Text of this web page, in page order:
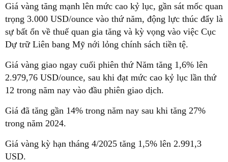
Giá vàng tăng mạnh lên mức cao kỷ lục, gần sát mốc quan
trọng 3.000 USD/ounce vào thứ năm, động lực thúc đẩy là
sự bất ổn về thuế quan gia tăng và kỳ vọng vào việc Cục
Dự trữ Liên bang Mỹ nới lỏng chính sách tiền tệ.
Giá vàng giao ngay cuối phiên thứ Năm tăng 1,6% lên
2.979,76 USD/ounce, sau khi đạt mức cao kỷ lục lần thứ
12 trong năm nay vào đầu phiên giao dịch.
Giá đã tăng gần 14% trong năm nay sau khi tăng 27%
trong năm 2024.
Giá vàng kỳ hạn tháng 4/2025 tăng 1,5% lên 2.991,3
USD.